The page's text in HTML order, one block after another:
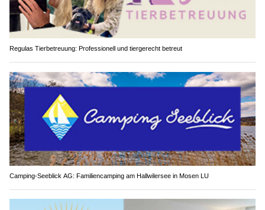
Regulas Tierbetreuung: Professionell und tiergerecht betreut
Camping-Seeblick AG: Familiencamping am Hallwilersee in Mosen LU